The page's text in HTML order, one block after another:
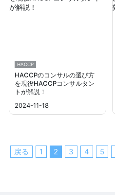
HACCP
HACCPのコンサルの選び方
を現役HACCPコンサルタン
トが解説！
2024-11-18
戻る 1 2 3 4 5